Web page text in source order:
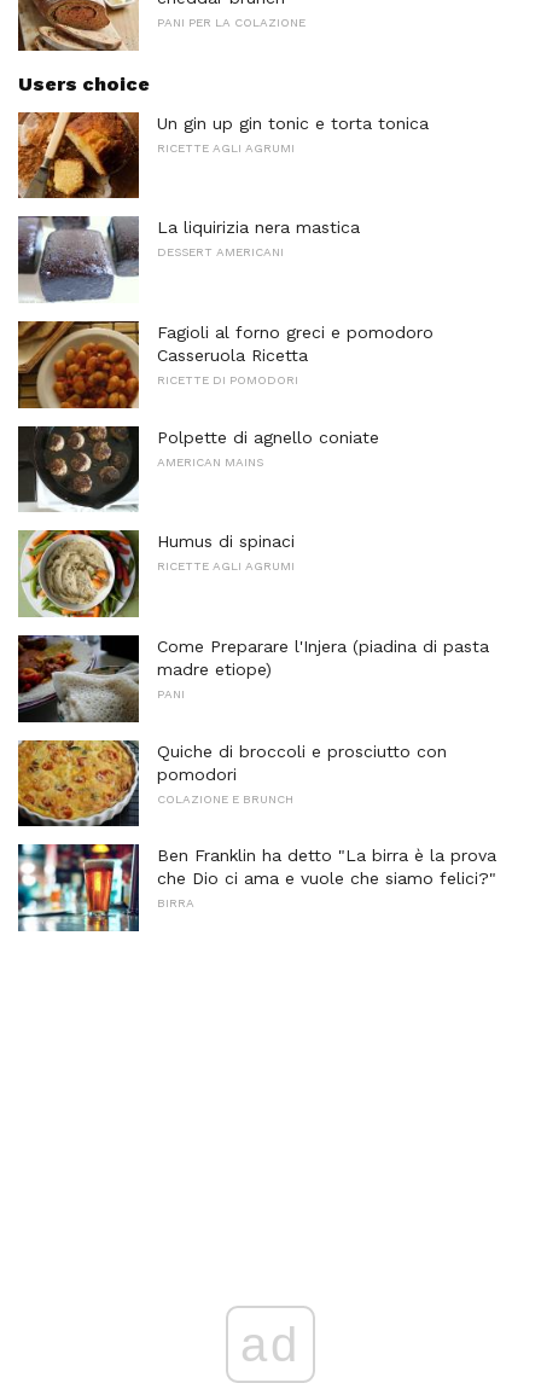
PANI PER LA COLAZIONE
Users choice
Un gin up gin tonic e torta tonica
RICETTE AGLI AGRUMI
La liquirizia nera mastica
DESSERT AMERICANI
Fagioli al forno greci e pomodoro
Casseruola Ricetta
RICETTE DI POMODORI
Polpette di agnello coniate
AMERICAN MAINS
Humus di spinaci
RICETTE AGLI AGRUMI
Come Preparare l'Injera (piadina di pasta
madre etiope)
PANI
Quiche di broccoli e prosciutto con
pomodori
COLAZIONE E BRUNCH
Ben Franklin ha detto "La birra è la prova
che Dio ci ama e vuole che siamo felici?"
BIRRA
ad